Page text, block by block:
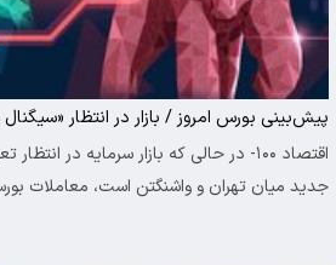
پیش‌بینی بورس امروز / بازار در انتظار
اقتصاد ۱۰۰- در حالی که بازار سرمایه در
جدید میان تهران و واشنگتن است، معاملات